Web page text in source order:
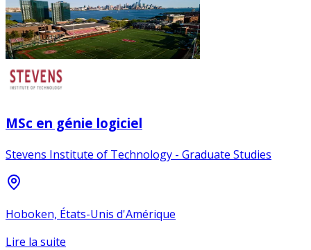
MSc en génie logiciel
Stevens Institute of Technology - Graduate Studies
Hoboken, États-Unis d'Amérique
Lire la suite